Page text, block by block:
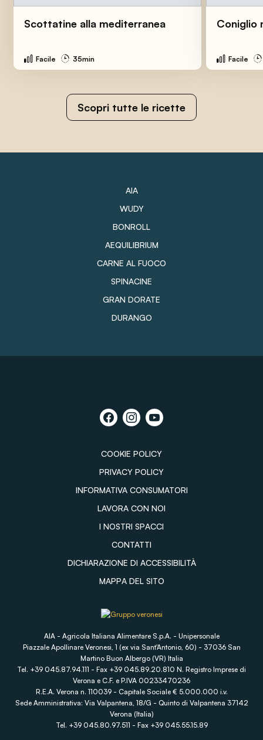
Scottatine alla mediterranea
Facile 35min
Coniglio
Facile
Scopri tutte le ricette
AIA
WUDY
BONROLL
AEQUILIBRIUM
CARNE AL FUOCO
SPINACINE
GRAN DORATE
DURANGO
COOKIE POLICY
PRIVACY POLICY
INFORMATIVA CONSUMATORI
LAVORA CON NOI
I NOSTRI SPACCI
CONTATTI
DICHIARAZIONE DI ACCESSIBILITÀ
MAPPA DEL SITO
AIA - Agricola Italiana Alimentare S.p.A. - Unipersonale
Piazzale Apollinare Veronesi, 1 (ex via Sant'Antonio, 60) - 37036 San
Martino Buon Albergo (VR) Italia
Tel. +39 045.87.94.111 - Fax +39 045.89.20.810 N. Registro Imprese di
Verona e C.F. e P.IVA 00233470236
R.E.A. Verona n. 110039 - Capitale Sociale € 5.000.000 i.v.
Sede Amministrativa: Via Valpantena, 18/G - Quinto di Valpantena 37142
Verona (Italia)
Tel. +39 045.80.97.511 - Fax +39 045.55.15.89